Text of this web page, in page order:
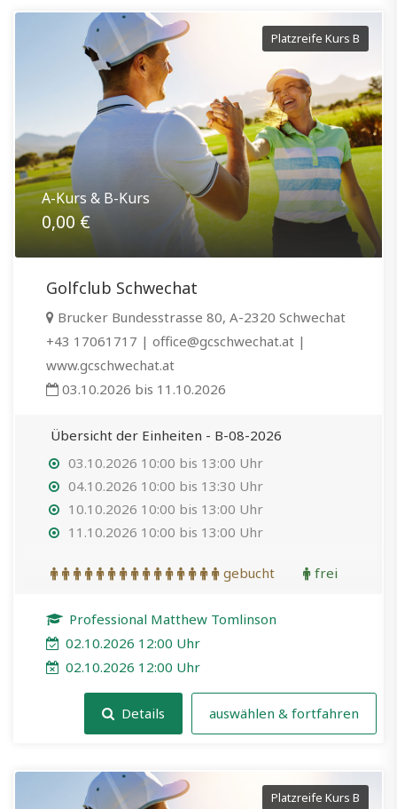
Platzreife Kurs B
A-Kurs & B-Kurs
0,00 €
Golfclub Schwechat
Brucker Bundesstrasse 80, A-2320 Schwechat
+43 17061717 | office@gcschwechat.at |
www.gcschwechat.at
03.10.2026 bis 11.10.2026
Übersicht der Einheiten - B-08-2026
03.10.2026 10:00 bis 13:00 Uhr
04.10.2026 10:00 bis 13:30 Uhr
10.10.2026 10:00 bis 13:00 Uhr
11.10.2026 10:00 bis 13:00 Uhr
gebucht frei
Professional Matthew Tomlinson
02.10.2026 12:00 Uhr
02.10.2026 12:00 Uhr
Details auswählen & fortfahren
Platzreife Kurs B